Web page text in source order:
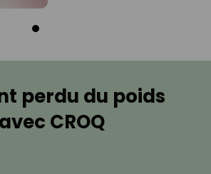
perdu du poids
avec CROQ